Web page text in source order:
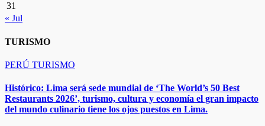
31
« Jul
TURISMO
PERÚ TURISMO
Histórico: Lima será sede mundial de ‘The World’s 50 Best
Restaurants 2026’, turismo, cultura y economía el gran impacto
del mundo culinario tiene los ojos puestos en Lima.